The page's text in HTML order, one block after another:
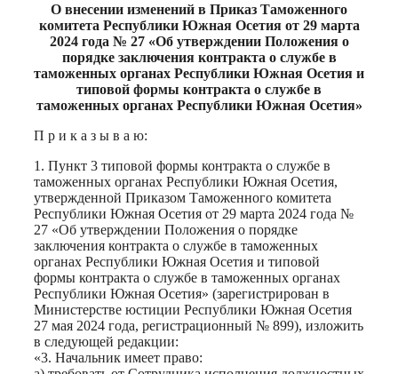
О внесении изменений в Приказ Таможенного
комитета Республики Южная Осетия от 29 марта
2024 года № 27 «Об утверждении Положения о
порядке заключения контракта о службе в
таможенных органах Республики Южная Осетия и
типовой формы контракта о службе в
таможенных органах Республики Южная Осетия»
П р и к а з ы в а ю:
1. Пункт 3 типовой формы контракта о службе в
таможенных органах Республики Южная Осетия,
утвержденной Приказом Таможенного комитета
Республики Южная Осетия от 29 марта 2024 года №
27 «Об утверждении Положения о порядке
заключения контракта о службе в таможенных
органах Республики Южная Осетия и типовой
формы контракта о службе в таможенных органах
Республики Южная Осетия» (зарегистрирован в
Министерстве юстиции Республики Южная Осетия
27 мая 2024 года, регистрационный № 899), изложить
в следующей редакции:
«3. Начальник имеет право: